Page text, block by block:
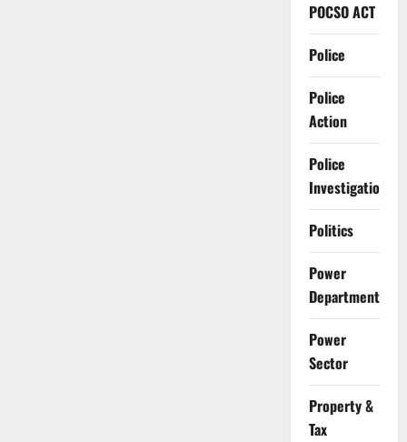
POCSO ACT
Police
Police
Action
Police
Investigation
Politics
Power
Department
Power
Sector
Property &
Tax